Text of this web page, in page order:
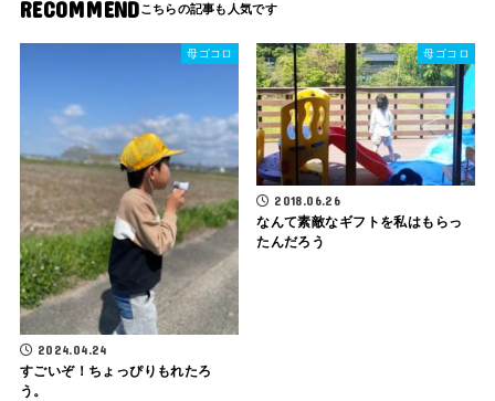
RECOMMEND
母ゴコロ
2024.04.24
すごいぞ！ちょっぴりもれたろ
う。
母ゴコロ
2018.06.26
なんて素敵なギフトを私はもらっ
たんだろう